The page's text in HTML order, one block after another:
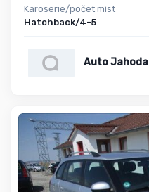
Karoserie/počet míst
Hatchback/4-5
Auto Jahoda